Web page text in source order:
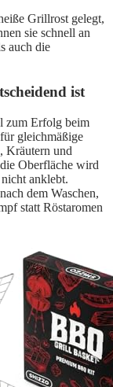
Grillrost gelegt,
sie schnell an
auch die
ist
zum Erfolg beim
gleichmäßige
Kräutern und
Oberfläche wird
anklebt.
dem Waschen,
statt Röstaromen